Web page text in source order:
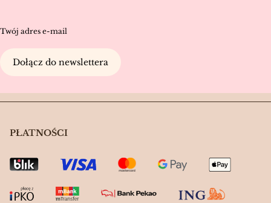
Twój adres e-mail
Dołącz do newslettera
PŁATNOŚCI